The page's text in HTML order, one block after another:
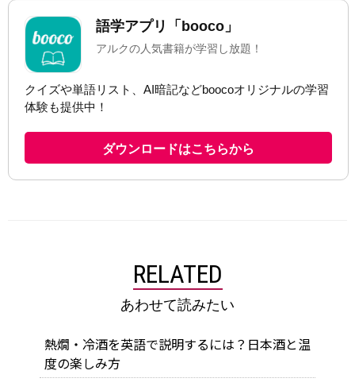
RELATED
あわせて読みたい
熱燗・冷酒を英語で説明するには？日本酒と温
度の楽しみ方